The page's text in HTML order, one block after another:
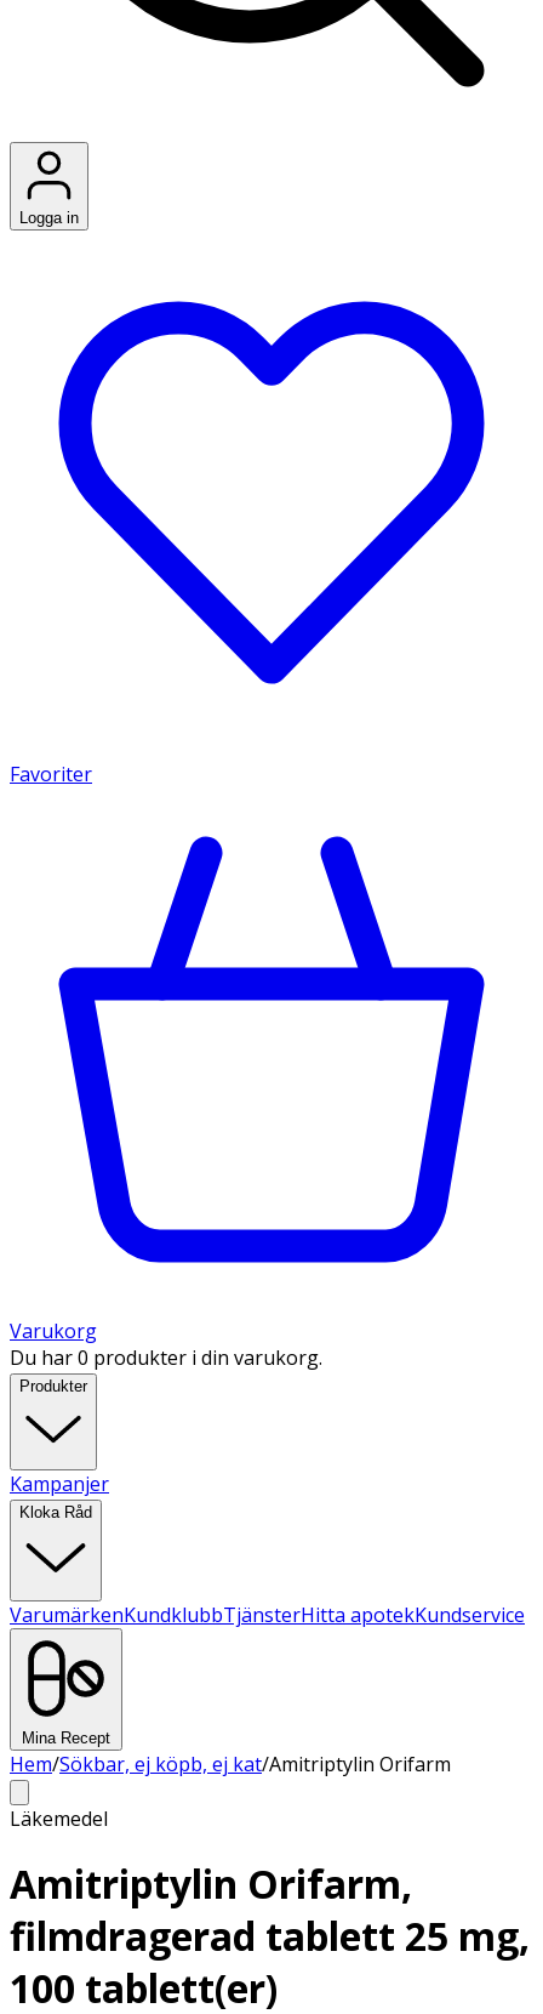
Logga in
Favoriter
Varukorg
Du har 0 produkter i din varukorg.
Produkter
Kampanjer
Kloka Råd
VarumärkenKundklubbTjänsterHitta apotekKundservice
Mina Recept
Hem/Sökbar, ej köpb, ej kat/Amitriptylin Orifarm
Läkemedel
Amitriptylin Orifarm,
filmdragerad tablett 25 mg,
100 tablett(er)